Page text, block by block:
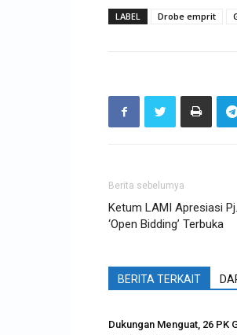
LABEL Drobe emprit
Berita sebelumya
Ketum LAMI Apresiasi
‘Open Bidding’ Terbuka
BERITA TERKAIT
Dukungan Menguat, 26 PK